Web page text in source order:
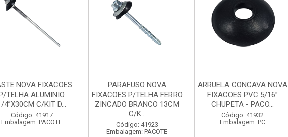
NOVA FIXACOES
TELHA ALUMINIO
4”X30CM C/KIT D...
Código: 41917
Embalagem: PACOTE
PARAFUSO NOVA
FIXACOES P/TELHA FERRO
ZINCADO BRANCO 13CM
C/K...
Código: 41923
Embalagem: PACOTE
ARRUELA CONCAVA NOVA
FIXACOES PVC 5/16”
CHUPETA - PACO...
Código: 41932
Embalagem: PC